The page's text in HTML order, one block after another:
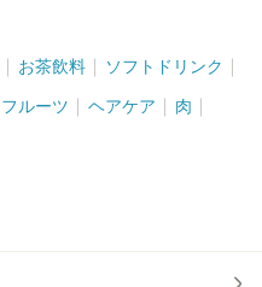
お茶飲料 ソフトドリンク
フルーツ ヘアケア 肉